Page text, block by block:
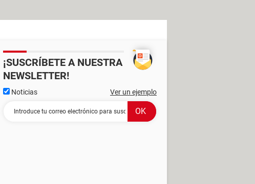
¡SUSCRÍBETE A NUESTRA
NEWSLETTER!
Noticias Ver un ejemplo